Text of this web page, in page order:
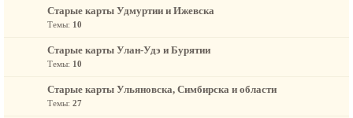
Старые карты Удмуртии и Ижевска
Темы: 10
Старые карты Улан-Удэ и Бурятии
Темы: 10
Старые карты Ульяновска, Симбирска и области
Темы: 27